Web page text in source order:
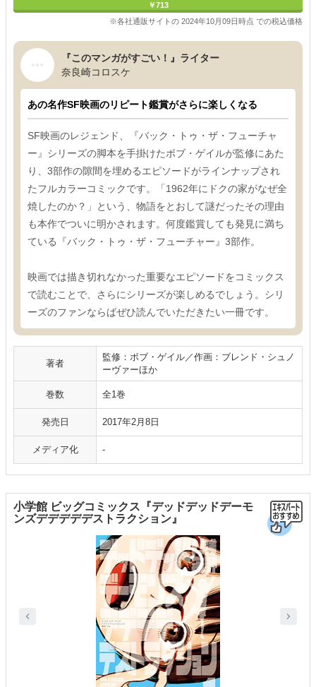
￥713
※各社通販サイトの 2024年10月09日時点 での税込価格
『このマンガがすごい！』ライター
奈良崎コロスケ
あの名作SF映画のリピート鑑賞がさらに楽しくなる
SF映画のレジェンド、『バック・トゥ・ザ・フューチャ
ー』シリーズの脚本を手掛けたボブ・ゲイルが監修にあた
り、3部作の隙間を埋めるエピソードがラインナップされ
たフルカラーコミックです。「1962年にドクの家がなぜ全
焼したのか？」という、物語をとおして謎だったその理由
も本作でついに明かされます。何度鑑賞しても発見に満ち
ている『バック・トゥ・ザ・フューチャー』3部作。
映画では描き切れなかった重要なエピソードをコミックス
で読むことで、さらにシリーズが楽しめるでしょう。シリ
ーズのファンならばぜひ読んでいただきたい一冊です。
著者
監修：ボブ・ゲイル／作画：ブレンド・シュノ
ーヴァーほか
巻数 全1巻
発売日 2017年2月8日
メディア化 -
小学館 ビッグコミックス『デッドデッドデーモ
ンズデデデデデストラクション』